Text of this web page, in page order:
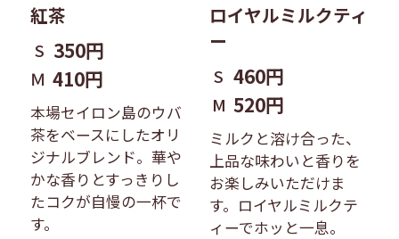
紅茶
S 350円
Ｍ 410円
本場セイロン島のウバ
茶をベースにしたオリ
ジナルブレンド。華や
かな香りとすっきりし
たコクが自慢の一杯で
す。
ロイヤルミルクティ
ー
S 460円
M 520円
ミルクと溶け合った、
上品な味わいと香りを
お楽しみいただけま
す。ロイヤルミルクテ
ィーでホッと一息。